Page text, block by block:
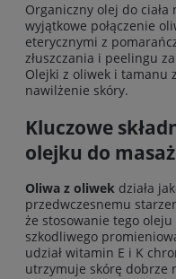
Organiczny olej do ciała
wyjątkowe połączenie
eterycznymi z
złuszczania i peelingu
Olejki z oliwek i tamanu
nawilżenie skóry.
Kluczowe
olejku do
Oliwa z oliwek działa
przedwczesnemu
że stosowanie tego
szkodliwego
udział witamin E i K
utrzymuje skórę dobrze